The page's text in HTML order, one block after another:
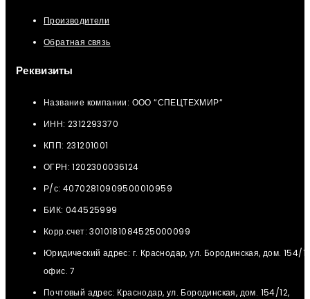
Производители
Обратная связь
Реквизиты
Название компании: ООО “СПЕЦТЕХМИР“
ИНН: 2312293370
КПП: 231201001
ОГРН: 1202300036124
Р/с: 40702810909500010959
БИК: 044525999
Корр.счет: 3010181084525000099
Юридический адрес: г. Краснодар, ул. Бородинская, дом. 154/
офис. 7
Почтовый адрес: Краснодар, ул. Бородинская, дом. 154/12,